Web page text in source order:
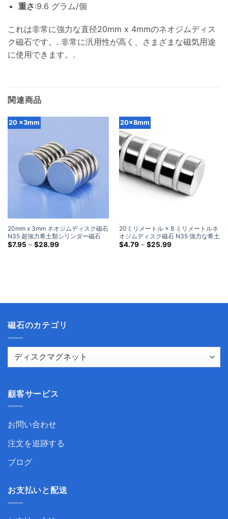
重さ:9.6 グラム/個
これは非常に強力な直径20mm x 4mmのネオジムディス
ク磁石です。. 非常に汎用性が高く、さまざまな磁気用途
に使用できます。.
関連商品
20 ×3mm
20mm x 3mm ネオジムディスク磁石
N35 超強力希土類シリンダー磁石
20x3mm 強力なラ​​ウンド磁石
$7.95 – $28.99価
20×8mm
20ミリメートル × 8 ミリメートルネ
オジムディスク磁石 N35 強力な希土
類シリンダー磁石 20 × 8 ミリメート
$4.79 – $25.99価
磁石のカテゴリ
顧客サービス
お問い合わせ
注文を追跡する
ブログ
お支払いと配送